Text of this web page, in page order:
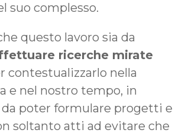
suo complesso.
questo lavoro sia da
ricerche mirate
contestualizzarlo nella
e nel nostro tempo, in
poter formulare progetti e
soltanto atti ad evitare che